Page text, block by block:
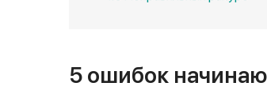
5 ошибок